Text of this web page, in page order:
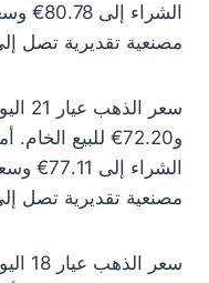
مصنعية تقديرية تصل إلى
و72.20€ للبيع
مصنعية تقديرية تصل إلى